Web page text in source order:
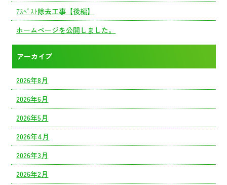
ｱｽﾍﾞｽﾄ除去工事【後編】
ホームページを公開しました。
アーカイブ
2026年8月
2026年6月
2026年5月
2026年4月
2026年3月
2026年2月